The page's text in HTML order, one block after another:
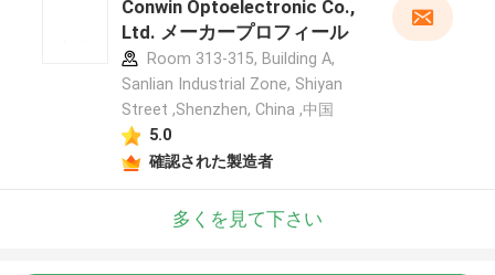
Conwin Optoelectronic Co.,
Ltd. メーカープロフィール
Room 313-315, Building A,
Sanlian Industrial Zone, Shiyan
Street ,Shenzhen, China ,中国
5.0
確認された製造者
多くを見て下さい